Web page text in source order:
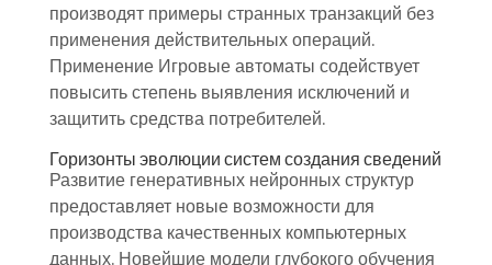
производят примеры странных транзакций без
применения действительных операций.
Применение Игровые автоматы содействует
повысить степень выявления исключений и
защитить средства потребителей.
Горизонты эволюции систем создания сведений
Развитие генеративных нейронных структур
предоставляет новые возможности для
производства качественных компьютерных
данных. Новейшие модели глубокого обучения